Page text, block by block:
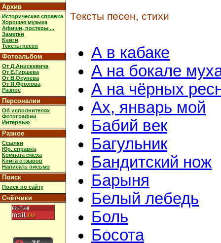
Архив
Историческая справка
Хорошая музыка
Афиши, постеры ...
Заметки
Книги
Тексты песен
Фотоальбом
От Д.Анискевича
От Е.Гиршева
От В.Окунева
От Я.Фролова
Разное
Персоналии
Об исполнителях
Фотографии
Интервью
Разное
Ссылки
Юр. справка
Комната смеха
Книга отзывов
Написать письмо
Поиск
Поиск по сайту
Счётчики
Тексты песен, стихи
А в кабаке
А на бокале
А на чёрных
Ах, январь мой
Бабий век
Багульник
Бандитский нож
Барыня
Белый лебедь
Боль
Босота